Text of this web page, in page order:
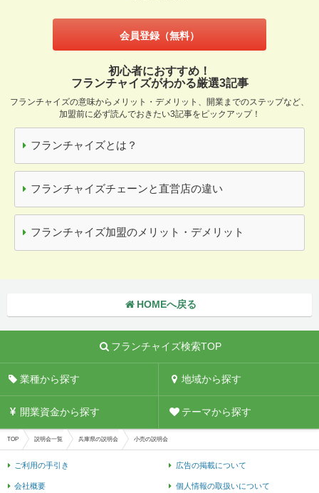
会員登録（無料）
初心者におすすめ！
フランチャイズがわかる厳選3記事
フランチャイズの意味からメリット・デメリット、開業までのステップなど、
加盟前に必ず読んでおきたい3記事をピックアップ！
フランチャイズとは？
フランチャイズチェーンと直営店の違い
フランチャイズ加盟のメリット・デメリット
HOMEへ戻る
フランチャイズ検索TOP
業種から探す 地域から探す
開業資金から探す テーマから探す
TOP 説明会一覧 兵庫県の説明会 小売の説明会
ご利用の手引き 広告の掲載について
会社概要 個人情報の取扱いについて